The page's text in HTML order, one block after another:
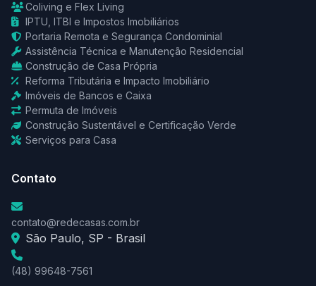
Coliving e Flex Living
IPTU, ITBI e Impostos Imobiliários
Portaria Remota e Segurança Condominial
Assistência Técnica e Manutenção Residencial
Construção de Casa Própria
Reforma Tributária e Impacto Imobiliário
Imóveis de Bancos e Caixa
Permuta de Imóveis
Construção Sustentável e Certificação Verde
Serviços para Casa
Contato
contato@redecasas.com.br
São Paulo, SP - Brasil
(48) 99648-7561